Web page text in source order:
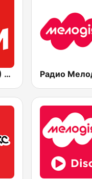
Хіт FM (Hit FM) - Ukr